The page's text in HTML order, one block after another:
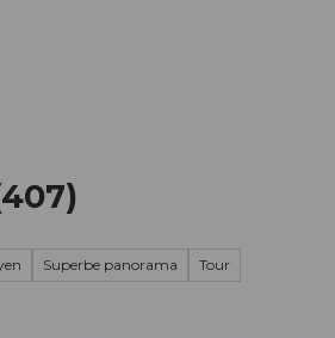
Superbe panorama Tour